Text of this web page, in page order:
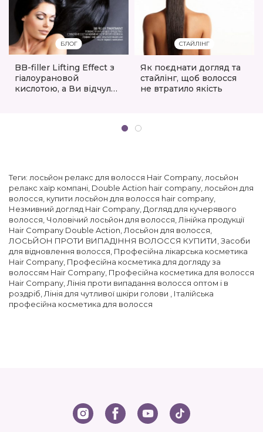
БЛОГ
BB-filler Lifting Effect з
гіалоурановой
кислотою, а Ви відчули
СТАЙЛІНГ
Як поєднати догляд та
стайлінг, щоб волосся
не втратило якість
Теги: лосьйон релакс для волосся Hair Company лосьйон
релакс хаїр компані Double Action hair company лосьйон для
волосся купити лосьйон для волосся hair company
Незмивний догляд Hair Company Догляд для кучерявого
волосся Чоловічий лосьйон для волосся Лінійка продукції
Hair Company Double Action Лосьйон для волосся
ЛОСЬЙОН ПРОТИ ВИПАДІННЯ ВОЛОССЯ КУПИТИ Засоби
для відновлення волосся Професійна лікарська косметика
Hair Company Професійна косметика для догляду за
волоссям Hair Company Професійна косметика для волосся
Hair Company Лінія проти випадання волосся оптом і в
роздріб Лінія для чутливої шкіри голови
Італійська
професійна косметика для волосся